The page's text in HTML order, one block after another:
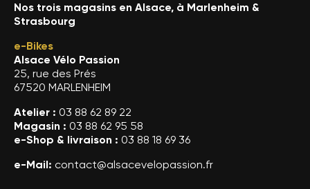
Nos trois magasins en Alsace, à Marlenheim &
Strasbourg
e-Bikes
Alsace Vélo Passion
25, rue des Prés
67520 MARLENHEIM
Atelier : 03 88 62 89 22
Magasin : 03 88 62 95 58
e-Shop & livraison : 03 88 18 69 36
e-Mail: contact@alsacevelopassion.fr